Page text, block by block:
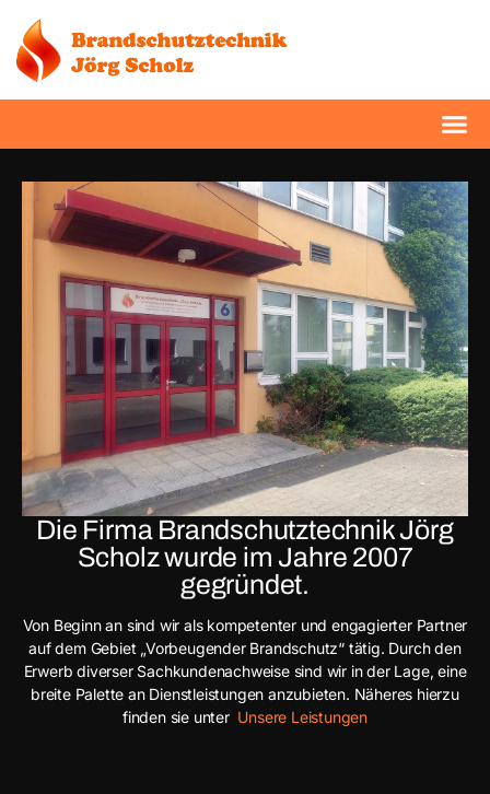
Die Firma Brandschutztechnik Jörg
Scholz wurde im Jahre 2007
gegründet.
Von Beginn an sind wir als kompetenter und engagierter Partner
auf dem Gebiet „Vorbeugender Brandschutz“ tätig. Durch den
Erwerb diverser Sachkundenachweise sind wir in der Lage, eine
breite Palette an Dienstleistungen anzubieten. Näheres hierzu
finden sie unter Unsere Leistungen